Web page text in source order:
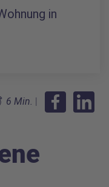
in
6 Min. |